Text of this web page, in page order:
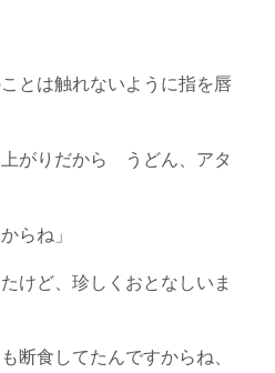
とは触れないように指を唇
上がりだから うどん、アタ
らね」
けど、珍しくおとなしいま
断食してたんですからね、